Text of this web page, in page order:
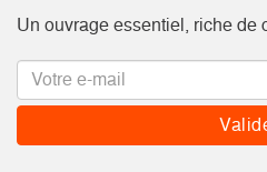
Un ouvrage essentiel, riche de